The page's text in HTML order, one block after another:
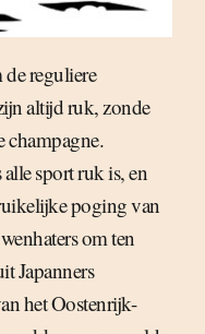
reguliere
altijd ruk, zonde
champagne.
sport ruk is, en
poging van
om ten
Japanners
het Oostenrijk-